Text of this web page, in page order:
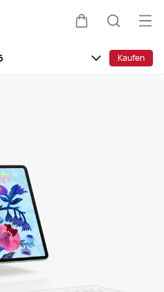
Kaufen